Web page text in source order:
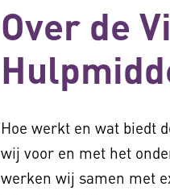
Over de
Hoe werkt en wat biedt
wij voor en met het
werken wij samen met